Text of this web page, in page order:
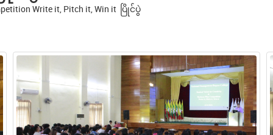
Write it, Pitch it, Win it ပြိုင်ပွဲ